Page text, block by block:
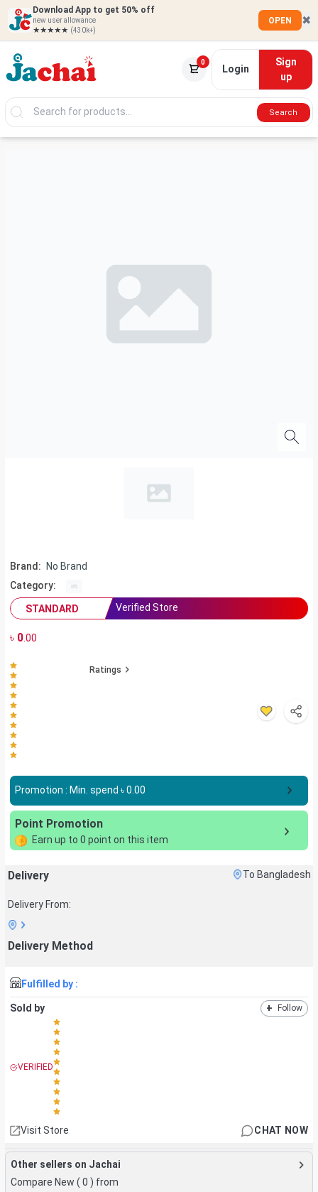
Download App to get 50% off
new user allowance
★★★★★ (430k+)
OPEN ✖
0
Login
Sign
up
Search
Brand:
No Brand
Category:
STANDARD
Verified Store
৳ 0.00
Ratings
Promotion : Min. spend ৳0.00
Point Promotion
Earn up to 0 point on this item
Delivery To Bangladesh
Delivery From:
Delivery Method
Fulfilled by :
Sold by + Follow
VERIFIED
Visit Store CHAT NOW
Other sellers on Jachai
Compare New ( 0 ) from